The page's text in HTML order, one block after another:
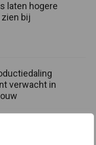
laten hogere
bij
verwacht in